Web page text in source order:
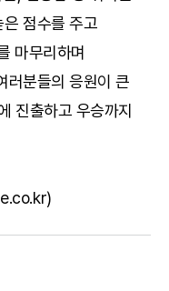
점수를 주고
마무리하며
러분들의 응원이 큰
진출하고 우승까지